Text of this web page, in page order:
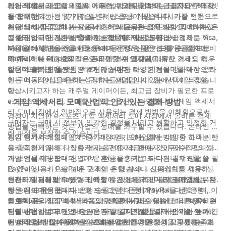
양한 제품을 제공함으로써 이러한 수요를 충족하는 데 중요한 역할
을 합니다.
세서리에는 고성능 게임용 마우스, 기계식 키보드, 소음 제거 헤드셋
등이 포함되는 경우가 많습니다. e스포츠 게임 액세서리를 전문으로
하는 도매 공급업체는 프로 게이머의 고유한 요구 사항을 이해하고
그들의 엄격한 기준을 충족하는 제품을 제공합니다.
게임 액세서리 도매 시장의 지불 방법과 관련하여 공급자와 구매자
가 모두 선호하는 몇 가지 일반적인 옵션이 있습니다. 가장 인기 있
는 결제 방법 중 하나는 신용카드 결제로, 온라인으로 거래할 수 있
는 편리하고 안전한 방법을 제공합니다. 많은 도매 공급업체는 Visa,
Mastercard, American Express 등 주요 신용 카드를 수락하므로
구매자가 빠르고 효율적으로 구매할 수 있습니다.
게임 액세서리 도매 시장에서 흔히 사용되는 결제 방법 중 하나는 은
행 송금입니다. 일부 구매자는 은행 계좌에서 공급업체 계좌로 직접
자금을 이체하는 것을 선호합니다. 은행 송금은 신용카드 결제에 비
해 처리하는 데 시간이 더 오래 걸릴 수 있지만, 대규모 거래의 경우
비용 효율적인 옵션인 경우가 많습니다.
대체 결제 방법을 선호하는 구매자의 경우, 많은 도매 공급업체는
PayPal이나 Stripe와 같은 온라인 결제 플랫폼을 통한 결제도 허용
합니다. 이러한 플랫폼은 보안과 구매자 보호 기능을 강화하여 온라
인 구매 시 안심을 원하는 구매자들에게 인기 있는 선택이 되었습니
다.
결론적으로, 도매 게임 액세서리 시장은 다양한 게이머를 대상으로
하는 역동적이고 빠르게 성장하는 산업입니다. 집에서 게임 경험을
향상시키고자 하는 캐주얼 게이머이든, 최고급 장비가 필요한 프로
e스포츠 선수이든, 구매할 수 있는 옵션이 다양합니다. 게임 액세서
리 도매시장에서 일반적으로 사용되는 결제 방법을 이해함으로써
구매자는 구매 시 정보에 입각한 결정을 내리고 원활하고 안전한 거
래 과정을 보장할 수 있습니다.
- 게임 액세서리 도매 산업의 인기 있는 결제 방법
경쟁이 치열한 e스포츠 게임 액세서리 도매 시장에서 올바른 결제
방법을 선택하는 것은 사업의 성패를 좌우할 수 있습니다. 온라인 쇼
핑의 증가와 게임의 인기 증가에 따라, 도매업체는 다양한 고객 기반
을 충족하기 위해 다양한 결제 옵션을 제공하는 것이 필수적입니다.
게임 액세서리 도매업계에서 가장 인기 있는 결제 방법 중 하나는 신
용카드 결제입니다. 신용카드는 구매자와 판매자 모두에게 편의성
과 보안을 제공합니다. 고객은 현금을 가지고 다니거나 수표를 쓸 필
요 없이 신용카드로 쉽게 구매할 수 있습니다. 도매업체의 경우, 신
용카드 결제를 받으면 거래 과정이 간소화되고 더 많은 고객을 유치
하는 데 도움이 됩니다.
게임 액세서리 도매 산업에서 흔히 사용되는 또 다른 결제 방법은
PayPal입니다. PayPal은 고객이 은행 계좌나 신용카드를 사용하여
안전하게 거래할 수 있는 신뢰할 수 있는 온라인 결제 플랫폼입니다.
많은 게이머는 구매자 보호 프로그램 때문에 PayPal을 선호하며, 이
를 통해 온라인 구매 시 마음의 평화를 누릴 수 있습니다. PayPal 결
제를 허용하는 도매업체는 이 편리하고 안전한 결제 방식을 선호하
는 고객을 더 많이 유치할 수 있습니다.
신용카드 결제와 PayPal 외에도 많은 게임 액세서리 도매업체는 은
행 송금도 허용합니다. 은행 송금은 한 은행 계좌에서 다른 은행 계
좌로 자금을 직접 이체할 수 있으므로 대규모 거래에 널리 사용되는
지불 방법입니다. 은행 송금은 다른 결제 수단보다 처리하는 데 시간
이 더 오래 걸릴 수 있지만, 거래에서 보안과 안정성을 중시하는 고
암호화폐는 게임 액세서리 도매 산업에서 떠오르는 또 다른 결제 수
단입니다. 비트코인, 이더리움과 같은 디지털 통화의 인기가 높아짐
에 따라 일부 도매업체는 암호화폐 결제를 허용하기 시작했습니다.
전반적으로 게임 액세서리 도매 산업은 다양한 고객 요구를 충족하